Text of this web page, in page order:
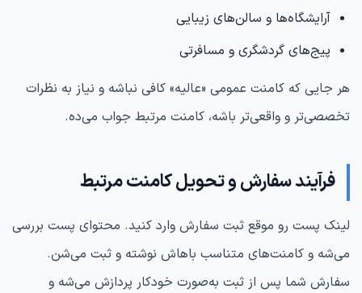
آرایشگاه‌ها و سالن‌های زیبایی
پیج‌های گردشگری و مسافرتی
هر جایی که کامنت عمومی «عالیه» کافی نباشه و نیاز به نظرات
تخصصی‌تر و واقعی‌تر باشه، کامنت مرتبط جواب می‌ده.
فرآیند سفارش و تحویل کامنت مرتبط
لینک پست رو موقع ثبت سفارش وارد کنید. محتوای پست بررسی
می‌شه و کامنت‌های متناسب باهاش نوشته و ثبت می‌شن.
سفارش شما پس از ثبت به‌صورت خودکار پردازش می‌شه و